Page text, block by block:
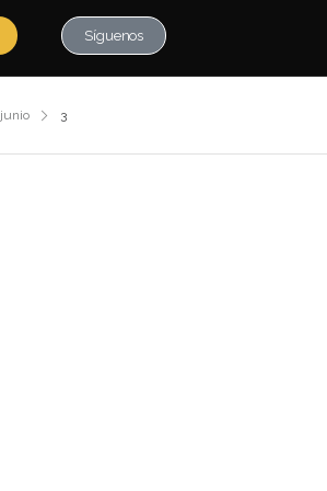
Síguenos
junio 3